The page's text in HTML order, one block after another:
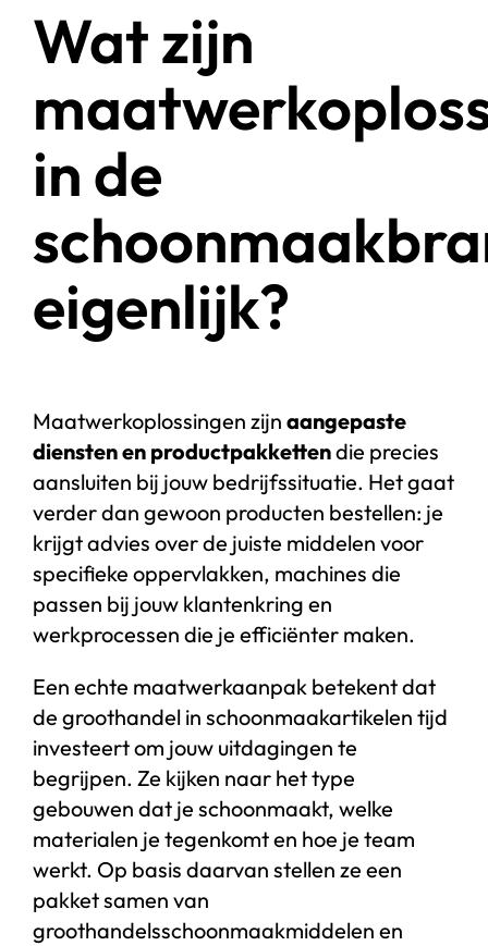
Wat zijn
in de
eigenlijk?
Maatwerkoplossingen zijn aangepaste
diensten en productpakkettendie precies
aansluiten bij jouw bedrijfssituatie. Het gaat
verder dan gewoon producten bestellen: je
krijgt advies over de juiste middelen voor
specifieke oppervlakken, machines die
passen bij jouw klantenkring en
werkprocessen die je efficiënter maken.
Een echte maatwerkaanpak betekent dat
de groothandel in schoonmaakartikelen tijd
investeert om jouw uitdagingen te
begrijpen. Ze kijken naar het type
gebouwen dat je schoonmaakt, welke
materialen je tegenkomt en hoe je team
werkt. Op basis daarvan stellen ze een
pakket samen van
groothandelsschoonmaakmiddelen en